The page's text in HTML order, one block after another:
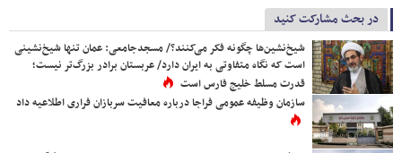
در بحث مشارکت کنید
شیخ‌نشین‌ها چگونه فکر می‌کنند؟/ مسجدجامعی: عمان تنها شیخ‌نشینی
است که نگاه متفاوتی به ایران دارد/ عربستان برادر بزرگ‌تر نیست؛
قدرت مسلط خلیج فارس است
سازمان وظیفه عمومی فراجا درباره معافیت سربازان فراری اطلاعیه داد